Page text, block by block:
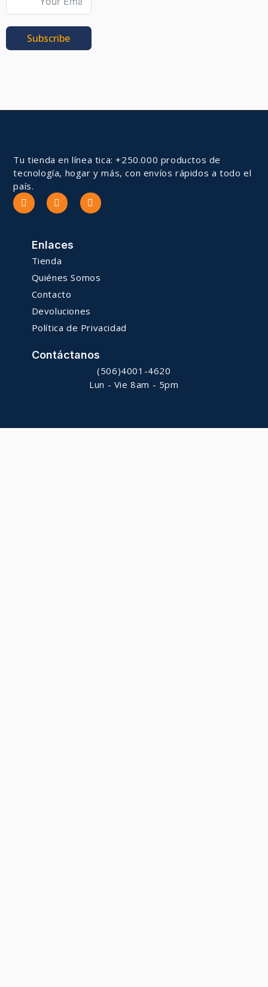
Subscribe
Tu tienda en línea tica: +250.000 productos de
tecnología, hogar y más, con envíos rápidos a todo el
país.
Enlaces
Tienda
Quiénes Somos
Contacto
Devoluciones
Política de Privacidad
Contáctanos
(506)4001-4620
Lun - Vie 8am - 5pm